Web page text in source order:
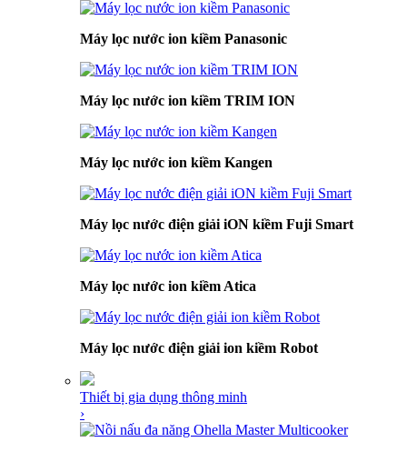
Máy lọc nước ion kiềm Panasonic
Máy lọc nước ion kiềm TRIM ION
Máy lọc nước ion kiềm Kangen
Máy lọc nước điện giải iON kiềm Fuji Smart
Máy lọc nước ion kiềm Atica
Máy lọc nước điện giải ion kiềm Robot
Thiết bị gia dụng thông minh
›